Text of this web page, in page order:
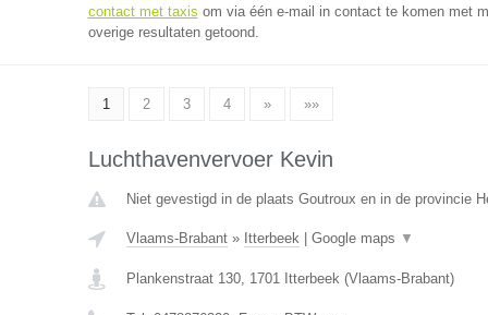
contact met taxis om via één e-mail in contact te komen met
overige resultaten getoond.
1 2 3 4 » »»
Luchthavenvervoer Kevin
Niet gevestigd in de plaats Goutroux en in de provincie
Vlaams-Brabant» Itterbeek| Google maps ▼
Plankenstraat 130, 1701 Itterbeek(Vlaams-Brabant)